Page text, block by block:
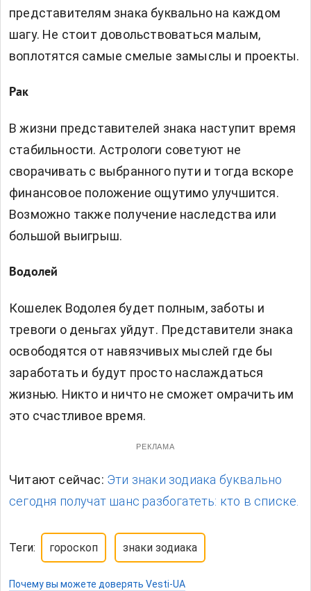
представителям знака буквально на каждом
шагу. Не стоит довольствоваться малым,
воплотятся самые смелые замыслы и проекты.
Рак
В жизни представителей знака наступит время
стабильности. Астрологи советуют не
сворачивать с выбранного пути и тогда вскоре
финансовое положение ощутимо улучшится.
Возможно также получение наследства или
большой выигрыш.
Водолей
Кошелек Водолея будет полным, заботы и
тревоги о деньгах уйдут. Представители знака
освободятся от навязчивых мыслей где бы
заработать и будут просто наслаждаться
жизнью. Никто и ничто не сможет омрачить им
это счастливое время.
РЕКЛАМА
Читают сейчас: Эти знаки зодиака буквально
сегодня получат шанс разбогатеть: кто в списке.
Теги: гороскоп знаки зодиака
Почему вы можете доверять Vesti-UA